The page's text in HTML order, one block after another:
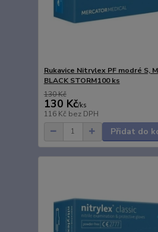
Rukavice Nitrylex PF modré S,
BLACK STORM100 ks
130 Kč
130 Kč/ks
116 Kč bez DPH
Přidat do